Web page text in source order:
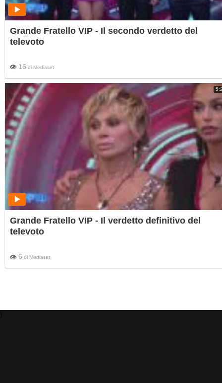
Grande Fratello VIP - Il secondo verdetto del
televoto
16 di Mediaset
Grande Fratello VIP - Il verdetto definitivo del
televoto
6 di Mediaset